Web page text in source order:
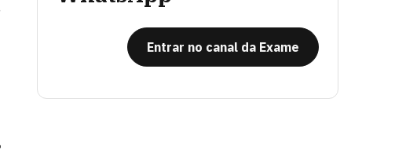
Entrar no canal da Exame